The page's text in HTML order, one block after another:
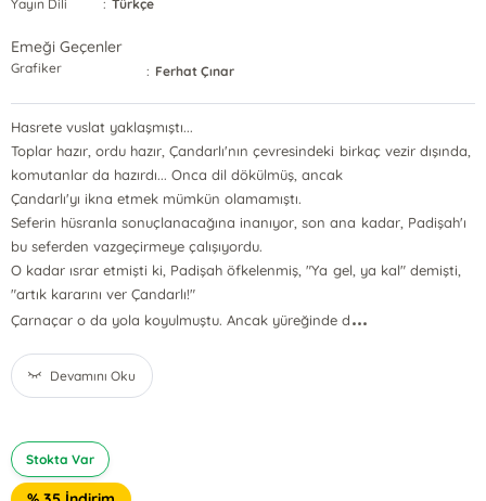
Yayın Dili
: Türkçe
Emeği Geçenler
Grafiker : Ferhat Çınar
Hasrete vuslat yaklaşmıştı...
Toplar hazır, ordu hazır, Çandarlı'nın çevresindeki birkaç vezir dışında,
komutanlar da hazırdı... Onca dil dökülmüş, ancak
Çandarlı'yı ikna etmek mümkün olamamıştı.
Seferin hüsranla sonuçlanacağına inanıyor, son ana kadar, Padişah'ı
bu seferden vazgeçirmeye çalışıyordu.
O kadar ısrar etmişti ki, Padişah öfkelenmiş, "Ya gel, ya kal" demişti,
"artık kararını ver Çandarlı!"
Çarnaçar o da yola koyulmuştu. Ancak yüreğinde d...
Devamını Oku
Stokta Var